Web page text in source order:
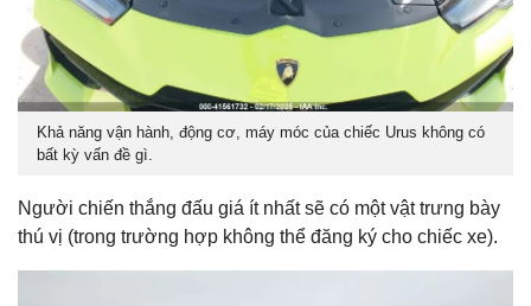
Khả năng vận hành, động cơ, máy móc của chiếc Urus không có
bất kỳ vấn đề gì.
Người chiến thắng đấu giá ít nhất sẽ có một vật trưng bày
thú vị (trong trường hợp không thể đăng ký cho chiếc xe).